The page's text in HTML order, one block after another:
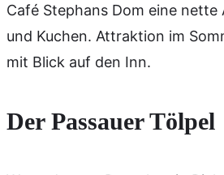
Café Stephans Dom eine nette
und Kuchen. Attraktion im
mit Blick auf den Inn.
Der Passauer Tölpel